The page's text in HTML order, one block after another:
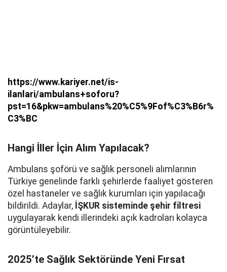
https://www.kariyer.net/is-
ilanlari/ambulans+soforu?
pst=16&pkw=ambulans%20%C5%9Fof%C3%B6r%
C3%BC
Hangi İller İçin Alım Yapılacak?
Ambulans şoförü ve sağlık personeli alımlarının
Türkiye genelinde farklı şehirlerde faaliyet gösteren
özel hastaneler ve sağlık kurumları için yapılacağı
bildirildi. Adaylar, İŞKUR sisteminde şehir filtresi
uygulayarak kendi illerindeki açık kadroları kolayca
görüntüleyebilir.
2025’te Sağlık Sektöründe Yeni Fırsat